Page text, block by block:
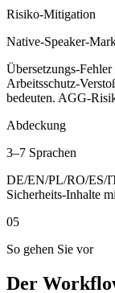
Risiko-Mitigation
Native-Speaker-
Übersetzungs-
Arbeitsschutz-
bedeuten. AGG-
Abdeckung
3–7 Sprachen
DE/EN/PL/RO/ES/
Sicherheits-Inhalte
05
So gehen Sie vor
Der